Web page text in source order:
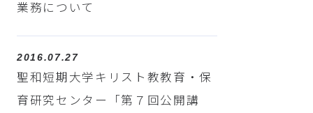
業務について
2016.07.27
聖和短期大学キリスト教教育・保
育研究センター「第７回公開講